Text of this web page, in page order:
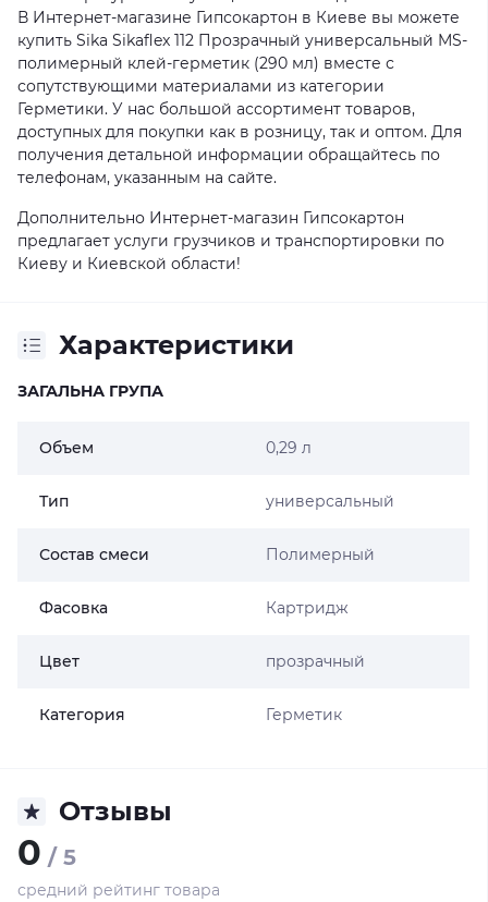
В Интернет-магазине Гипсокартон в Киеве вы можете
купить Sika Sikaflex 112 Прозрачный универсальный MS-
полимерный клей-герметик (290 мл) вместе с
сопутствующими материалами из категории
Герметики. У нас большой ассортимент товаров,
доступных для покупки как в розницу, так и оптом. Для
получения детальной информации обращайтесь по
телефонам, указанным на сайте.
Дополнительно Интернет-магазин Гипсокартон
предлагает услуги грузчиков и транспортировки по
Киеву и Киевской области!
Характеристики
ЗАГАЛЬНА ГРУПА
Объем 0,29 л
Тип универсальный
Состав смеси Полимерный
Фасовка Картридж
Цвет прозрачный
Категория Герметик
Отзывы
0 / 5
средний рейтинг товара